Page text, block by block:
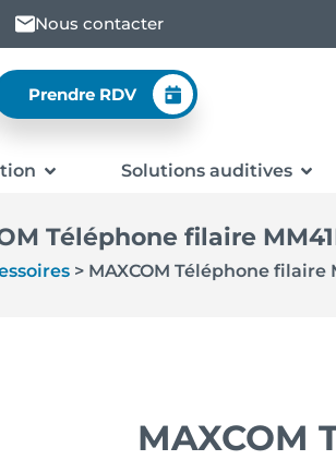
Nous contacter
Prendre RDV
Solutions auditives
Téléphone filaire
> MAXCOM Téléphone filaire
MAXCOM